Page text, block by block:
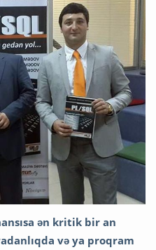
ən kritik bir an
və ya proqram